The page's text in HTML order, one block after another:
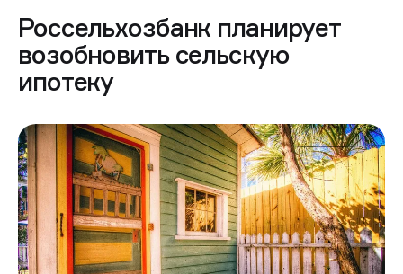
Россельхозбанк планирует
возобновить сельскую
ипотеку